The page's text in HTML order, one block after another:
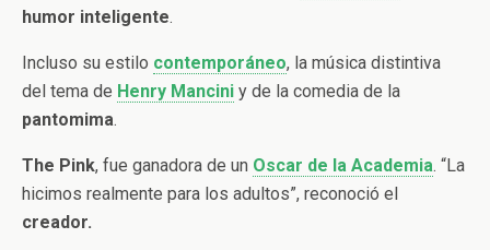
humor inteligente.
Incluso su estilo contemporáneo, la música distintiva
del tema de Henry Mancini y de la comedia de la
pantomima.
The Pink, fue ganadora de un Oscar de la Academia. “La
hicimos realmente para los adultos”, reconoció el
creador.